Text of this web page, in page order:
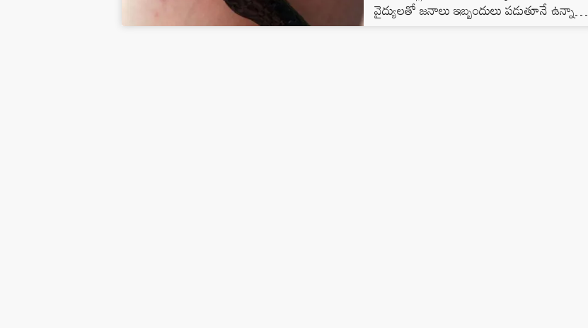
వైద్యులతో జనాలు ఇబ్బందులు పడుతూనే ఉన్నారు.
జనాలు మూడ నమ్మకాలను నమ్మి కొన్నిసార్లు